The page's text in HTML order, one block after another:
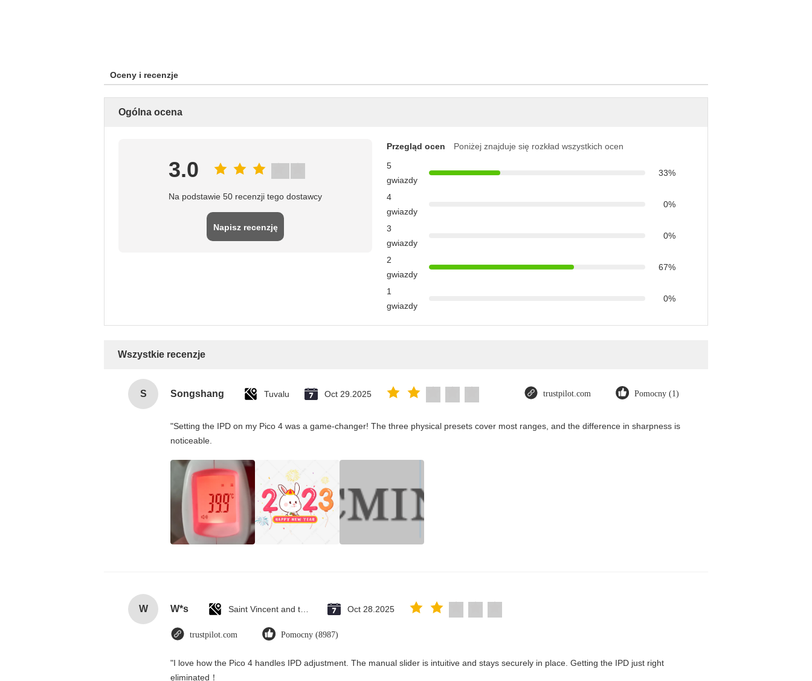
Oceny i recenzje
Ogólna ocena
3.0
Na podstawie 50 recenzji tego dostawcy
Napisz recenzję
Przegląd ocen
Poniżej znajduje się rozkład wszystkich ocen
5
gwiazdy
33%
4
gwiazdy
0%
3
gwiazdy
0%
2
gwiazdy
67%
1
gwiazdy
0%
Wszystkie recenzje
S Songshang Tuvalu Oct 29.2025 trustpilot.com Pomocny (1)
"Setting the IPD on my Pico 4 was a game-changer! The three physical presets cover most ranges, and the difference in sharpness is
noticeable.
W W*s Oct 28.2025
trustpilot.com Pomocny (8987)
"I love how the Pico 4 handles IPD adjustment. The manual slider is intuitive and stays securely in place. Getting the IPD just right
eliminated！